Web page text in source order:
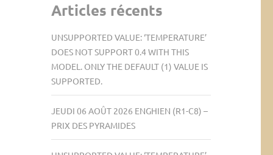
Articles récents
UNSUPPORTED VALUE: ‘TEMPERATURE’
DOES NOT SUPPORT 0.4 WITH THIS
MODEL. ONLY THE DEFAULT (1) VALUE IS
SUPPORTED.
JEUDI 06 AOÛT 2026 ENGHIEN (R1-C8) –
PRIX DES PYRAMIDES